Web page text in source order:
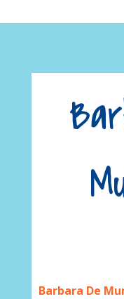
Barbara De